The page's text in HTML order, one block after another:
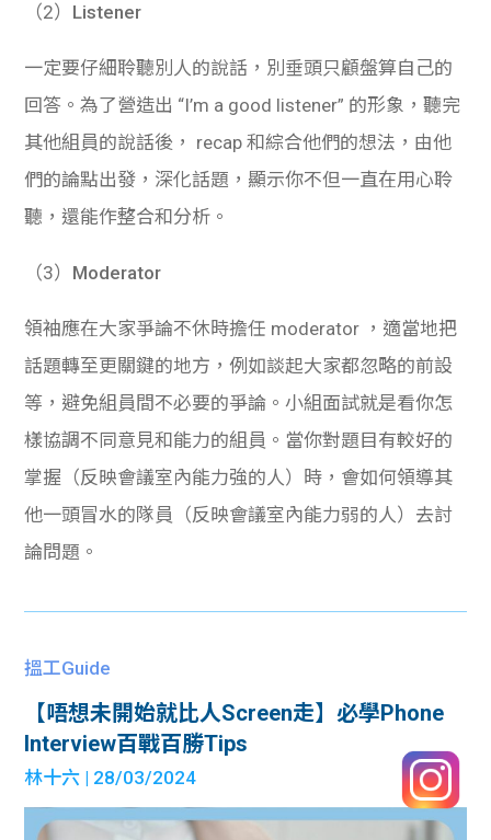
（2） Listener
一定要仔細聆聽別人的說話，別垂頭只顧盤算自己的
回答。為了營造出 “I’m a good listener” 的形象，聽完
其他組員的說話後， recap 和綜合他們的想法，由他
們的論點出發，深化話題，顯示你不但一直在用心聆
聽，還能作整合和分析。
（3） Moderator
領袖應在大家爭論不休時擔任 moderator ，適當地把
話題轉至更關鍵的地方，例如談起大家都忽略的前設
等，避免組員間不必要的爭論。小組面試就是看你怎
樣協調不同意見和能力的組員。當你對題目有較好的
掌握（反映會議室內能力強的人）時，會如何領導其
他一頭冒水的隊員（反映會議室內能力弱的人）去討
論問題。
搵工Guide
【唔想未開始就比人Screen走】必學Phone
Interview百戰百勝Tips
林十六 | 28/03/2024